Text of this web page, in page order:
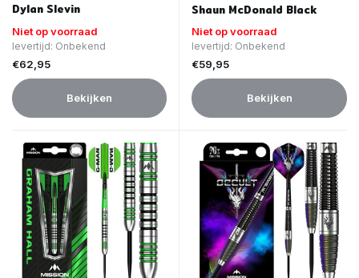
Dylan Slevin
Niet op voorraad
levertijd: Onbekend
€62,95
Bekijken
Shaun McDonald Black
Niet op voorraad
levertijd: Onbekend
€59,95
Bekijken